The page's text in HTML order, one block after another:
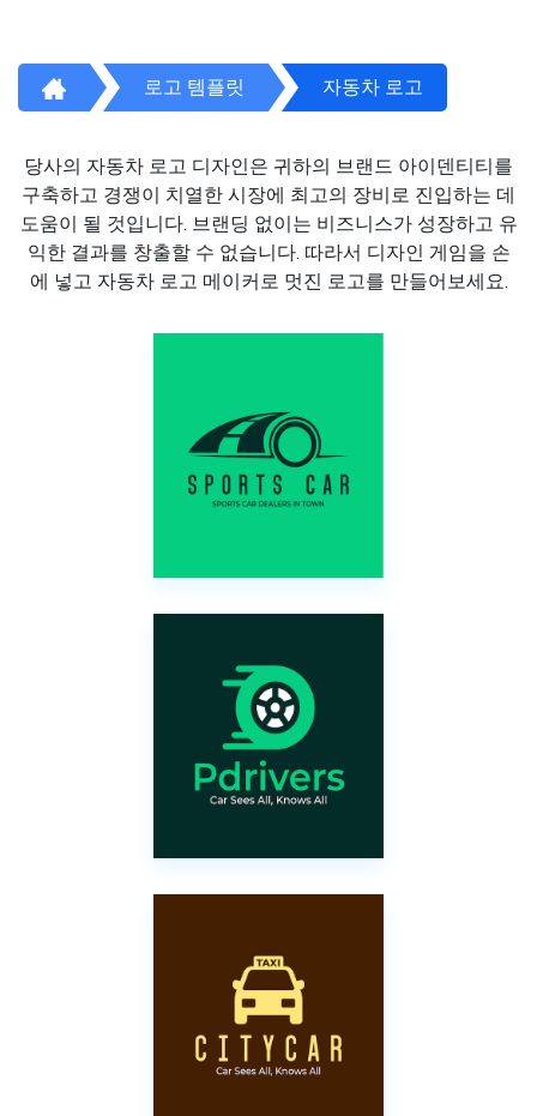
로고 템플릿 자동차 로고
당사의 자동차 로고 디자인은 귀하의 브랜드 아이덴티티를
구축하고 경쟁이 치열한 시장에 최고의 장비로 진입하는 데
도움이 될 것입니다. 브랜딩 없이는 비즈니스가 성장하고 유
익한 결과를 창출할 수 없습니다. 따라서 디자인 게임을 손
에 넣고 자동차 로고 메이커로 멋진 로고를 만들어보세요.